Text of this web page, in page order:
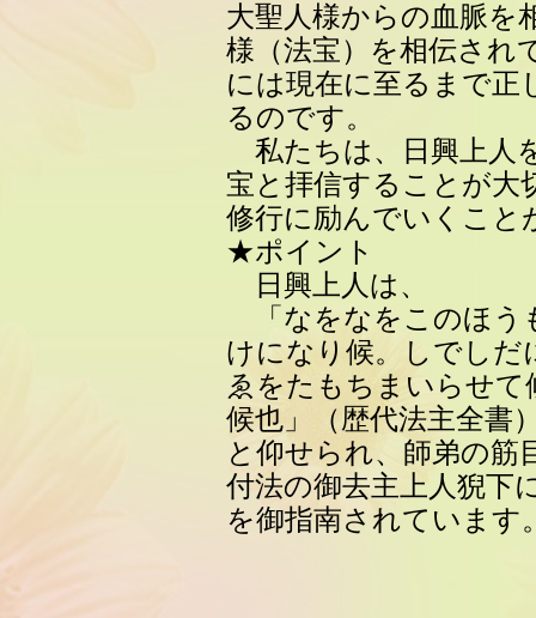
大聖人様からの血脈を
様（法宝）を相伝され
には現在に至るまで正
るのです。
私たちは、日興上人
宝と拝信することが大
修行に励んでいくこと
★ポイント
日興上人は、
「なをなをこのほう
けになり候。しでし
ゑをたもちまいらせ
候也」（歴代法主全書
と仰せられ、師弟の筋
付法の御去主上人猊下
を御指南されています